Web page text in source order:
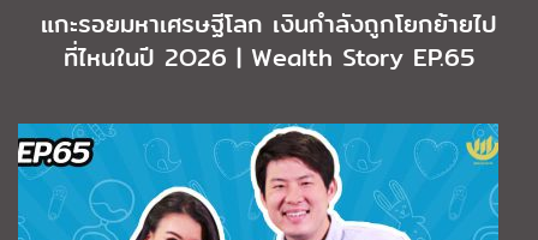
แกะรอยมหาเศรษฐีโลก เงินกำลังถูกโยกย้ายไป
ที่ไหนในปี 2O26 | Wealth Story EP.65